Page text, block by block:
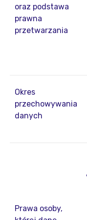
oraz podstawa
prawna
przetwarzania
Okres
przechowywania
danych
Prawa osoby,